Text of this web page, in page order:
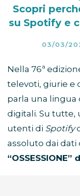
Scopri
su Spotify e
03/03/
Nella 76ª
televoti, giurie e
parla una lingua
digitali. Su tutte,
utenti di Spotify
assoluto dai
“OSSESSIONE”